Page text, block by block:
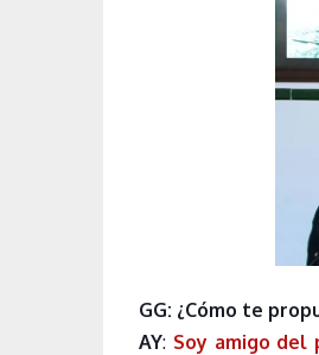
GG: ¿Cómo te
AY: Soy amigo del